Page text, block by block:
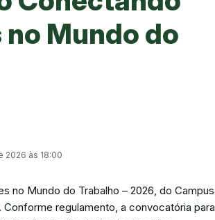
Mundo do
2026 às 18:00
no Mundo do Trabalho – 2026, do Campus
regulamento, a convocatória para